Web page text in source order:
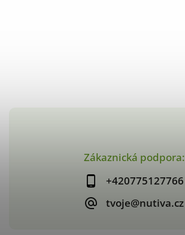
Zákaznická podpora:
+420775127766
tvoje@nutiva.cz